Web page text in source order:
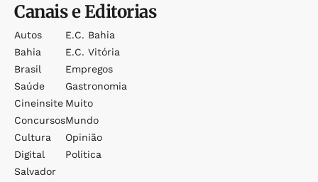
Canais e Editorias
Autos
Bahia
Brasil
Saúde
Cineinsite
Concursos
Cultura
Digital
Salvador
E.c. Bahia
E.c. Vitória
Empregos
Gastronomia
Muito
Mundo
Opinião
Política